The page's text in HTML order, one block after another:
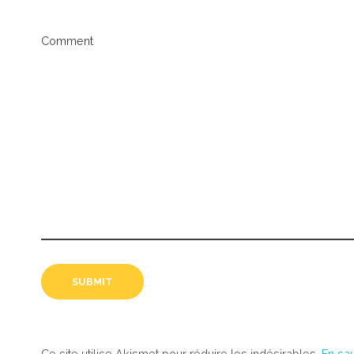
Comment